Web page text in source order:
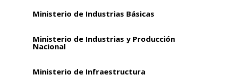
Ministerio de Industrias Básicas
Ministerio de Industrias y Producción
Nacional
Ministerio de Infraestructura